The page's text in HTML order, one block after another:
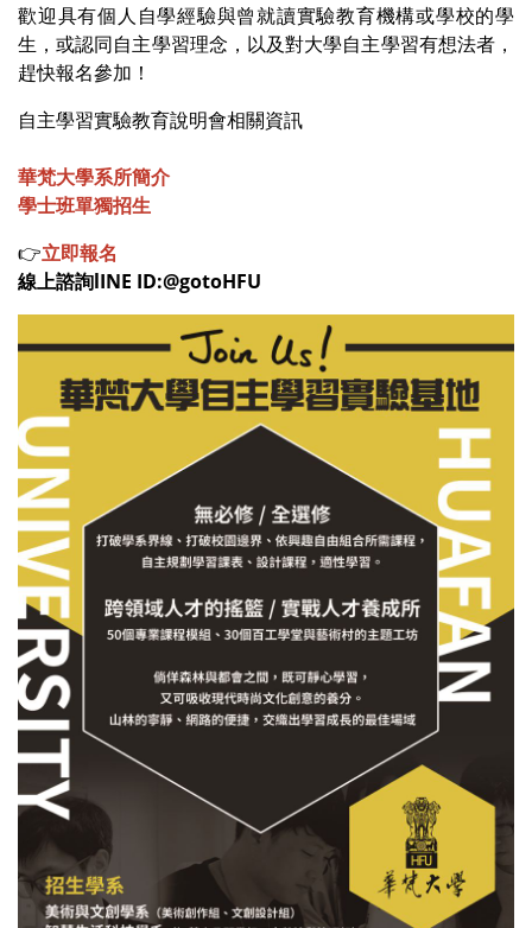
歡迎具有個人自學經驗與曾就讀實驗教育機構或學校的學
生，或認同自主學習理念，以及對大學自主學習有想法者，
趕快報名參加！
自主學習實驗教育說明會相關資訊
華梵大學系所簡介
學士班單獨招生
👉立即報名
線上諮詢lINE ID:@gotoHFU